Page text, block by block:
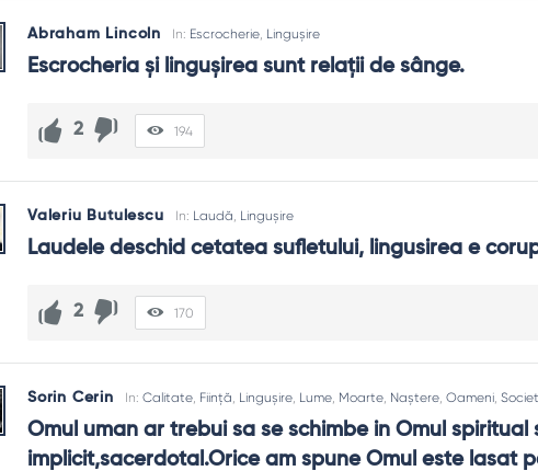
Abraham Lincoln In: Escrocherie, Lingușire
Escrocheria și lingușirea sunt relații de sânge.
2 194
Valeriu Butulescu In: Laudă, Lingușire
Laudele deschid cetatea sufletului, lingusirea e
2 170
Sorin Cerin In: Calitate, Ființă, Lingușire, Lume, Moarte, Naștere, Oameni,
Omul uman ar trebui sa se schimbe in Omul spiritual
implicit,sacerdotal.Orice am spune Omul este lasat